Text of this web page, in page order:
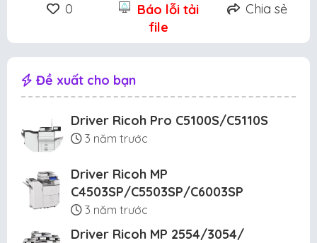
0
Báo lỗi tải
file
Chia sẻ
Đề xuất cho bạn
Driver Ricoh Pro C5100S/C5110S
3 năm trước
Driver Ricoh MP
C4503SP/C5503SP/C6003SP
3 năm trước
Driver Ricoh MP 2554/3054/